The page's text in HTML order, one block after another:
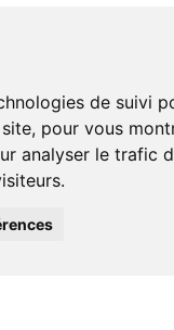
de suivi
pour vous
analyser le trafic